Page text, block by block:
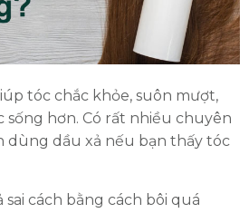
tóc chắc khỏe, suôn mượt,
sống hơn. Có rất nhiều chuyên
dùng dầu xả nếu bạn thấy tóc
cách bằng cách bôi quá